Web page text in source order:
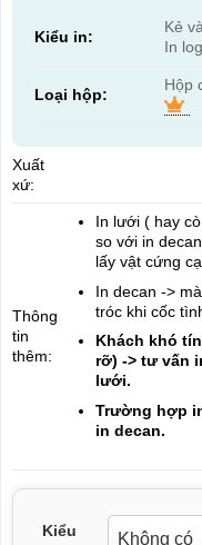
Kiểu in:
Kẻ
In
Loại hộp:
Hộp
Xuất
xứ:
Thông
tin
thêm:
In lưới ( hay
so với in
lấy vật cứng
In decan ->
tróc khi cốc
Khách khó
rỡ) -> tư vấn
lưới.
Trường hợp
in decan.
Kiểu